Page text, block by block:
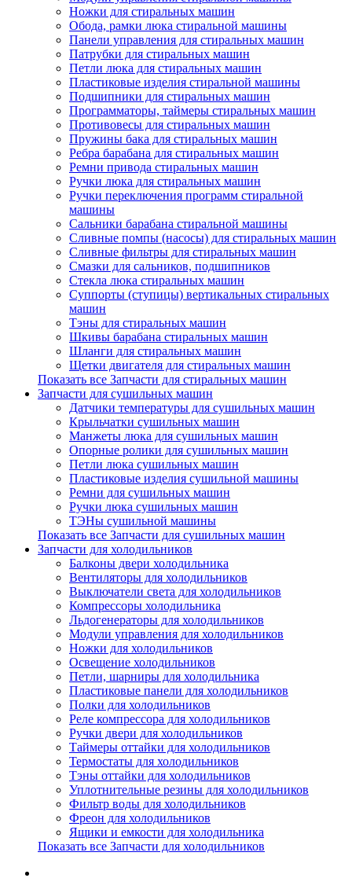
Ножки для стиральных машин
Обода, рамки люка стиральной машины
Панели управления для стиральных машин
Патрубки для стиральных машин
Петли люка для стиральных машин
Пластиковые изделия стиральной машины
Подшипники для стиральных машин
Программаторы, таймеры стиральных машин
Противовесы для стиральных машин
Пружины бака для стиральных машин
Ребра барабана для стиральных машин
Ремни привода стиральных машин
Ручки люка для стиральных машин
Ручки переключения программ стиральной
машины
Сальники барабана стиральной машины
Сливные помпы (насосы) для стиральных машин
Сливные фильтры для стиральных машин
Смазки для сальников, подшипников
Стекла люка стиральных машин
Суппорты (ступицы) вертикальных стиральных
машин
Тэны для стиральных машин
Шкивы барабана стиральных машин
Шланги для стиральных машин
Щетки двигателя для стиральных машин
Показать все Запчасти для стиральных машин
Запчасти для сушильных машин
Датчики температуры для сушильных машин
Крыльчатки сушильных машин
Манжеты люка для сушильных машин
Опорные ролики для сушильных машин
Петли люка сушильных машин
Пластиковые изделия сушильной машины
Ремни для сушильных машин
Ручки люка сушильных машин
ТЭНы сушильной машины
Показать все Запчасти для сушильных машин
Запчасти для холодильников
Балконы двери холодильника
Вентиляторы для холодильников
Выключатели света для холодильников
Компрессоры холодильника
Льдогенераторы для холодильников
Модули управления для холодильников
Ножки для холодильников
Освещение холодильников
Петли, шарниры для холодильника
Пластиковые панели для холодильников
Полки для холодильников
Реле компрессора для холодильников
Ручки двери для холодильников
Таймеры оттайки для холодильников
Термостаты для холодильников
Тэны оттайки для холодильников
Уплотнительные резины для холодильников
Фильтр воды для холодильников
Фреон для холодильников
Ящики и емкости для холодильника
Показать все Запчасти для холодильников